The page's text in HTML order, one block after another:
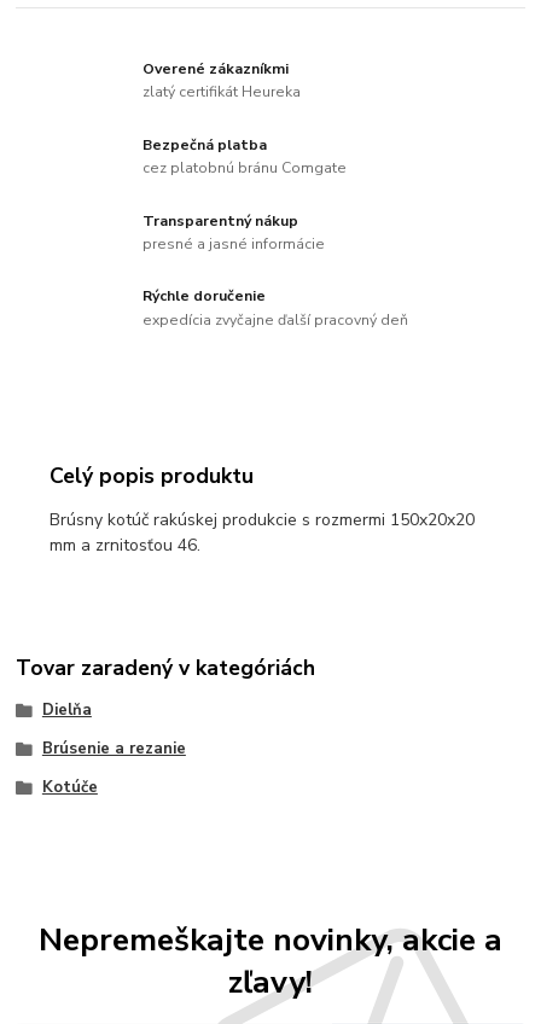
Overené zákazníkmi
zlatý certifikát Heureka
Bezpečná platba
cez platobnú bránu Comgate
Transparentný nákup
presné a jasné informácie
Rýchle doručenie
expedícia zvyčajne ďalší pracovný deň
Celý popis produktu
Brúsny kotúč rakúskej produkcie s rozmermi 150x20x20
mm a zrnitosťou 46.
Tovar zaradený v kategóriách
Dielňa
Brúsenie a rezanie
Kotúče
Nepremeškajte novinky, akcie a
zľavy!